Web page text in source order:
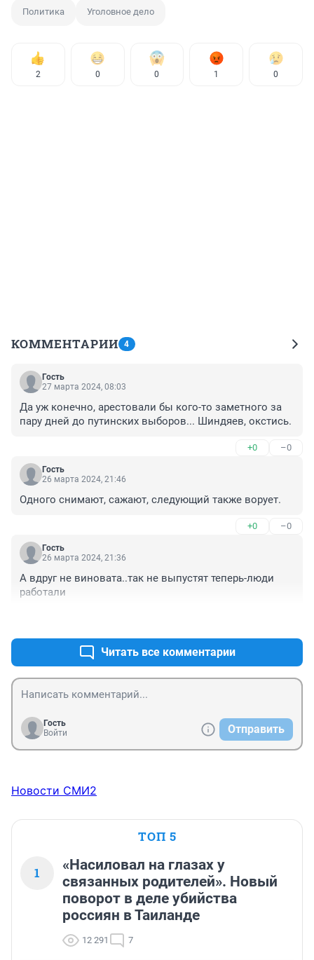
Политика Уголовное дело
2 0 0 1 0
КОММЕНТАРИИ 4
Гость
27 марта 2024, 08:03
Да уж конечно, арестовали бы кого-то заметного за
пару дней до путинских выборов... Шиндяев, окстись.
+0 –0
Гость
26 марта 2024, 21:46
Одного снимают, сажают, следующий также ворует.
+0 –0
Гость
26 марта 2024, 21:36
А вдруг не виновата..так не выпустят теперь-люди
работали
Читать все комментарии
Гость
Войти
Отправить
Новости СМИ2
ТОП 5
1
«Насиловал на глазах у
связанных родителей». Новый
поворот в деле убийства
россиян в Таиланде
12 291 7